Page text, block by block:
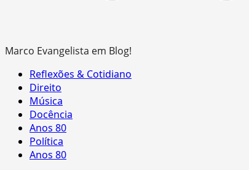
Marco Evangelista em Blog!
Primary
Menu
Reflexões & Cotidiano
Direito
Música
Docência
Anos 80
Política
Anos 80